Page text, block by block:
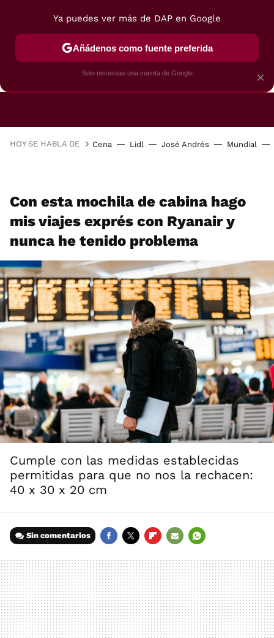
FREIDORAS DE AIRE GUÍAS DE
HOY SE HABLA DE Cena Lidl José Andrés Mundial
Con esta mochila de cabina hago
mis viajes exprés con Ryanair y
nunca he tenido problema
Cumple con las medidas establecidas
permitidas para que no nos la rechacen:
40 x 30 x 20 cm
Sin comentarios
MAIL
×
Ya puedes ver más de DAP en Google
Añádenos como fuente preferida
Solo necesitas una cuenta de Google